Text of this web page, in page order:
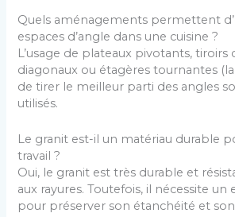
Quels aménagements permettent
espaces d’angle dans une cuisine ?
L’usage de plateaux pivotants, tiroirs
diagonaux ou étagères tournantes
de tirer le meilleur parti des angles
utilisés.
Le granit est-il un matériau durable
travail ?
Oui, le granit est très durable et
aux rayures. Toutefois, il nécessite
pour préserver son étanchéité et